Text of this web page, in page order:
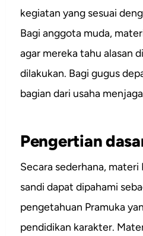
kegiatan yang sesuai
Bagi anggota muda,
agar mereka tahu alasan
dilakukan. Bagi gugus
bagian dari usaha
Pengertian
Secara sederhana, materi
sandi dapat dipahami
pengetahuan Pramuka
pendidikan karakter.